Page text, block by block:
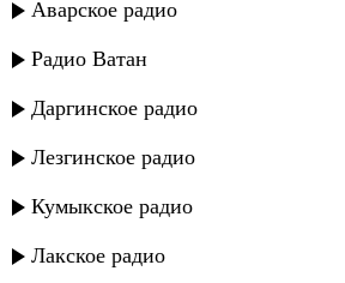
Аварское радио
Радио Ватан
Даргинское радио
Лезгинское радио
Кумыкское радио
Лакское радио
Шамо - Бона сэра
- Новая мода